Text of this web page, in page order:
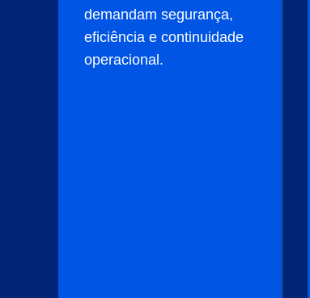
demandam segurança,
eficiência e continuidade
operacional.